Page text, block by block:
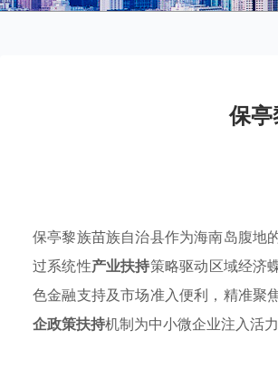
保
保亭黎族苗族自治县作为海南岛腹地
过系统性产业扶持策略驱动区域经济
色金融支持及市场准入便利，精准聚
企政策扶持机制为中小微企业注入活